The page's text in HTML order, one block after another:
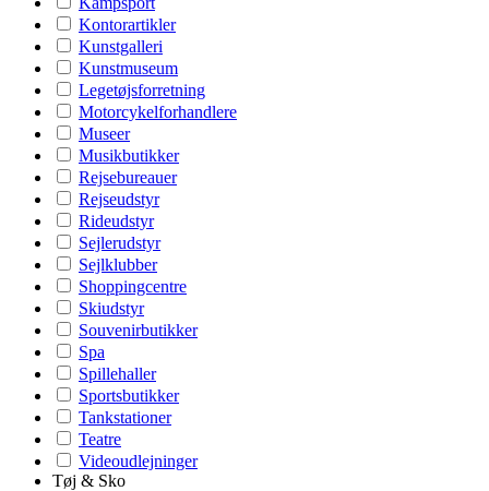
Kontorartikler
Kunstgalleri
Kunstmuseum
Legetøjsforretning
Motorcykelforhandlere
Museer
Musikbutikker
Rejsebureauer
Rejseudstyr
Rideudstyr
Sejlerudstyr
Sejlklubber
Shoppingcentre
Skiudstyr
Souvenirbutikker
Spa
Spillehaller
Sportsbutikker
Tankstationer
Teatre
Videoudlejninger
Tøj & Sko